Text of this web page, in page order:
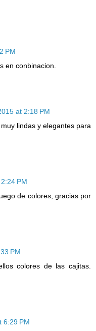
PM
en conbinacion.
at 2:18 PM
lindas y elegantes para
PM
de colores, gracias por
PM
colores de las cajitas.
6:29 PM